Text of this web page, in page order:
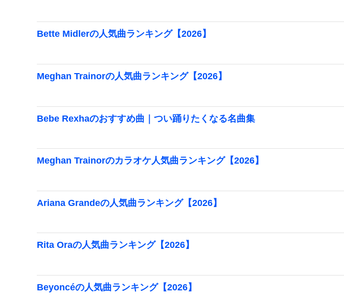
Bette Midlerの人気曲ランキング【2026】
Meghan Trainorの人気曲ランキング【2026】
Bebe Rexhaのおすすめ曲｜つい踊りたくなる名曲集
Meghan Trainorのカラオケ人気曲ランキング【2026】
Ariana Grandeの人気曲ランキング【2026】
Rita Oraの人気曲ランキング【2026】
Beyoncéの人気曲ランキング【2026】